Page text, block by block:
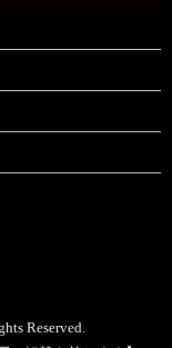
Reserved.